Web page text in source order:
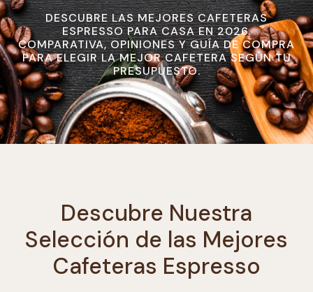
DESCUBRE LAS MEJORES CAFETERAS
ESPRESSO PARA CASA EN 2026.
COMPARATIVA, OPINIONES Y GUÍA DE COMPRA
PARA ELEGIR LA MEJOR CAFETERA SEGÚN TU
PRESUPUESTO.
Descubre Nuestra
Selección de las Mejores
Cafeteras Espresso